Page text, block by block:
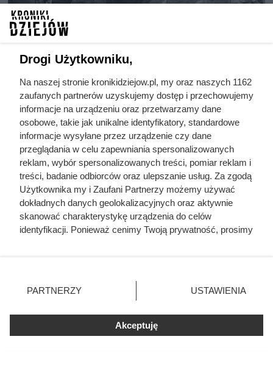
Ostatnie godziny komendanta
Auschwitz. Odtajnione zdjęcia
pokazują, co działo się przed
szubienicą
Drogi Użytkowniku,
Na naszej stronie kronikidziejow.pl, my oraz naszych 1162
zaufanych partnerów uzyskujemy dostęp i przechowujemy
informacje na urządzeniu oraz przetwarzamy dane
osobowe, takie jak unikalne identyfikatory, standardowe
informacje wysyłane przez urządzenie czy dane
przeglądania w celu zapewniania spersonalizowanych
reklam, wybór spersonalizowanych treści, pomiar reklam i
treści, badanie odbiorców oraz ulepszanie usług. Za zgodą
Użytkownika my i Zaufani Partnerzy możemy używać
dokładnych danych geolokalizacyjnych oraz aktywnie
skanować charakterystykę urządzenia do celów
identyfikacji. Ponieważ cenimy Twoją prywatność, prosimy
prywatności znajdujący się w lewym dolnym rogu strony
. Niektóre rodzaje przetwarzania danych nie wymagają
zgody użytkownika, ale masz prawo sprzeciwić się
takiemu przetwarzaniu. Preferencje będą miały
zastosowania tylko na tej witrynie.
PARTNERZY USTAWIENIA
Akceptuję